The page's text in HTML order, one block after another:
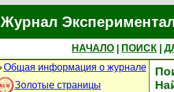
Журнал
НАЧАЛО ПОИСК
Общая информация о журнале
Золотые страницы